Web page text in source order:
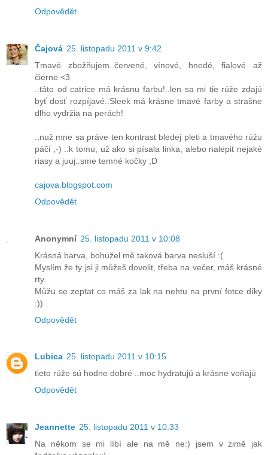
Odpovědět
Čajová 25. listopadu 2011 v 9:42
Tmavé zbožňujem..červené, vínové, hnedé, fialové až
čierne <3
..táto od catrice má krásnu farbu!..len sa mi tie rúže zdajú
byť dosť rozpíjavé..Sleek má krásne tmavé farby a strašne
dlho vydržia na perách!
..nuž mne sa práve ten kontrast bledej pleti a tmavého rúžu
páči ;-) ..k tomu, už ako si písala linka, alebo nalepit nejaké
riasy a juuj..sme temné kočky ;D
cajova.blogspot.com
Odpovědět
Anonymní 25. listopadu 2011 v 10:08
Krásná barva, bohužel mě taková barva nesluší :(
Myslím že ty jsi ji můžeš dovolit, třeba na večer, máš krásné
rty.
Můžu se zeptat co máš za lak na nehtu na první fotce díky
:))
Odpovědět
Lubica 25. listopadu 2011 v 10:15
tieto rúže sú hodne dobré ..moc hydratujú a krásne voňajú
Odpovědět
Jeannette 25. listopadu 2011 v 10:33
Na někom se mi líbí ale na mě ne:) jsem v zimě jak